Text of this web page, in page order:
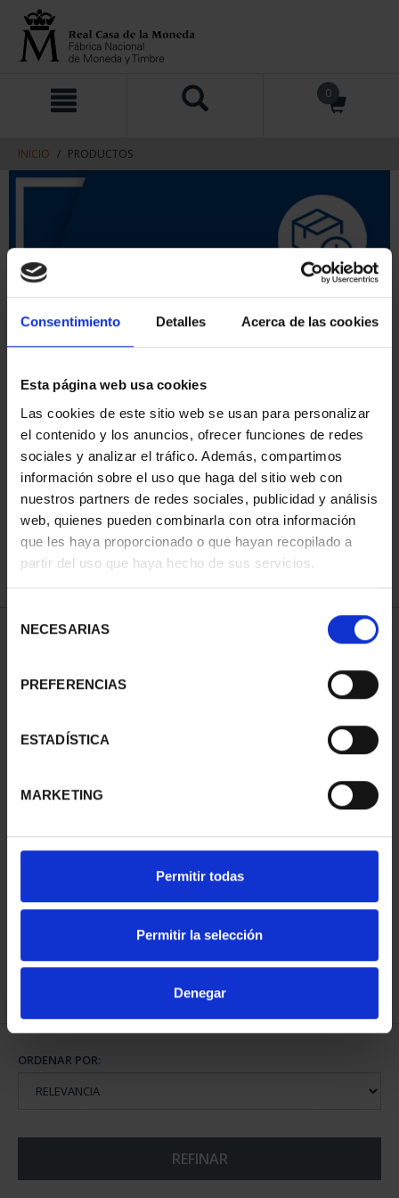
Consentimiento Detalles Acerca de las cookies
Esta página web usa cookies
Las cookies de este sitio web se usan para personalizar
el contenido y los anuncios, ofrecer funciones de redes
sociales y analizar el tráfico. Además, compartimos
información sobre el uso que haga del sitio web con
nuestros partners de redes sociales, publicidad y análisis
web, quienes pueden combinarla con otra información
que les haya proporcionado o que hayan recopilado a
partir del uso que haya hecho de sus servicios.
NECESARIAS
PREFERENCIAS
ESTADÍSTICA
MARKETING
Permitir todas
Permitir la selección
Denegar
contenido
navegacin
0
INICIO PRODUCTOS
ORDENAR POR:
REFINAR
2 Productos encontrados
CIUDADES PATRIMONIO
73,00 €
CIUDADES PATRIMONIO
73,00 €
ORDENAR POR:
REFINAR